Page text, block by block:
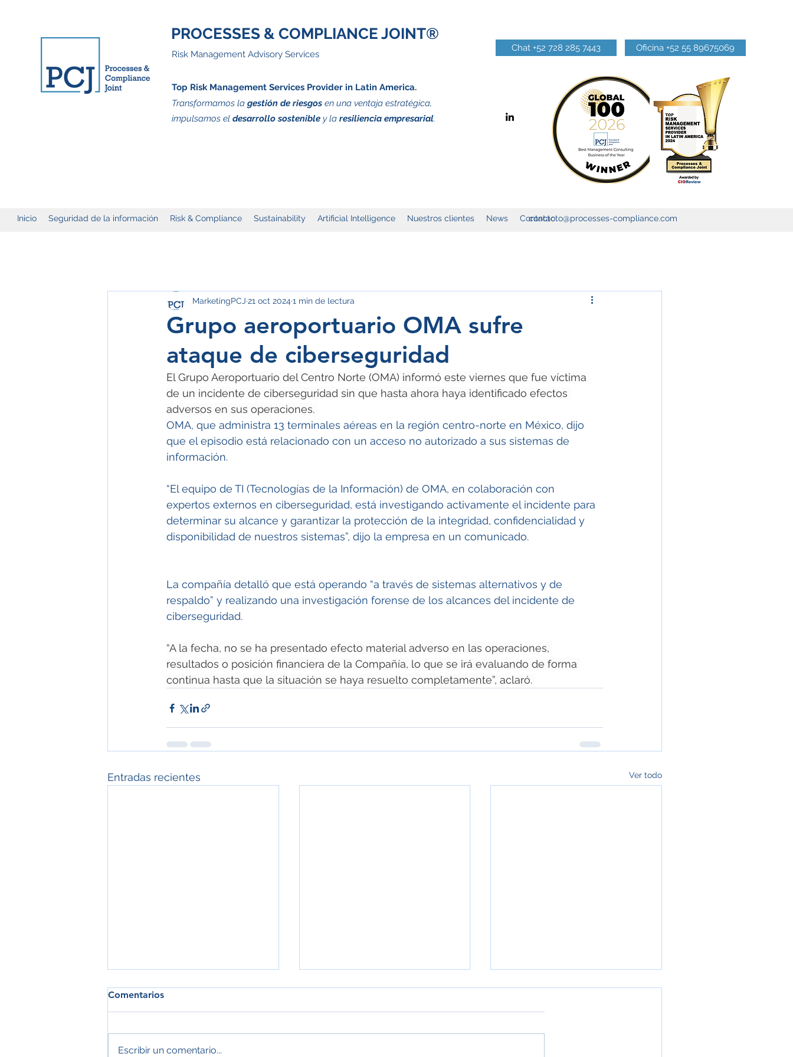
PROCESSES & COMPLIANCE JOINT®
Risk Management Advisory Services
Top Risk Management Services Provider in Latin America.
Transformamos la gestión de riesgos en una ventaja estratégica,
impulsamos el desarrollo sostenible y la resiliencia empresarial.
Chat +52 728 285 7443 Oficina +52 55 89675069
Inicio Seguridad de la información Risk & Compliance Sustainability Artificial Intelligence Nuestros clientes News Contacto
contacto@processes-compliance.com
Grupo aeroportuario OMA sufre
ataque de ciberseguridad
MarketingPCJ 21 oct 2024 1 min de lectura
El Grupo Aeroportuario del Centro Norte (OMA) informó este viernes que fue víctima
de un incidente de ciberseguridad sin que hasta ahora haya identificado efectos
adversos en sus operaciones.
OMA, que administra 13 terminales aéreas en la región centro-norte en México, dijo
que el episodio está relacionado con un acceso no autorizado a sus sistemas de
información.
“El equipo de TI (Tecnologías de la Información) de OMA, en colaboración con
expertos externos en ciberseguridad, está investigando activamente el incidente para
determinar su alcance y garantizar la protección de la integridad, confidencialidad y
disponibilidad de nuestros sistemas”, dijo la empresa en un comunicado.
La compañía detalló que está operando “a través de sistemas alternativos y de
respaldo” y realizando una investigación forense de los alcances del incidente de
ciberseguridad.
“A la fecha, no se ha presentado efecto material adverso en las operaciones,
resultados o posición financiera de la Compañía, lo que se irá evaluando de forma
continua hasta que la situación se haya resuelto completamente”, aclaró.
Entradas recientes Ver todo
Comentarios
Escribir un comentario...